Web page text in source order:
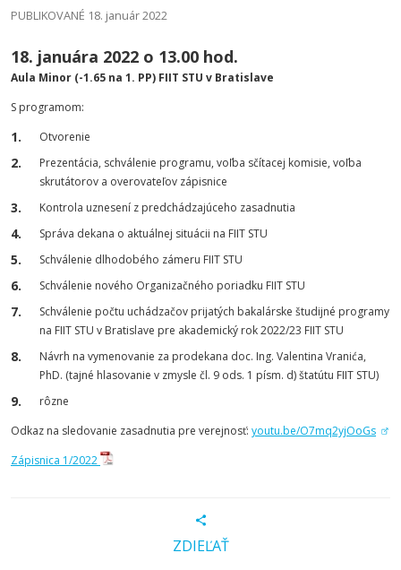
PUBLIKOVANÉ 18. január 2022
18. januára 2022 o 13.00 hod.
Aula Minor (-1.65 na 1. PP) FIIT STU v Bratislave
S programom:
Otvorenie
Prezentácia, schválenie programu, voľba sčítacej komisie, voľba
skrutátorov a overovateľov zápisnice
Kontrola uznesení z predchádzajúceho zasadnutia
Správa dekana o aktuálnej situácii na FIIT STU
Schválenie dlhodobého zámeru FIIT STU
Schválenie nového Organizačného poriadku FIIT STU
Schválenie počtu uchádzačov prijatých bakalárske študijné programy
na FIIT STU v Bratislave pre akademický rok 2022/23 FIIT STU
Návrh na vymenovanie za prodekana doc. Ing. Valentina Vranića,
PhD. (tajné hlasovanie v zmysle čl. 9 ods. 1 písm. d) štatútu FIIT STU)
rôzne
Odkaz na sledovanie zasadnutia pre verejnosť: youtu.be/O7mq2yjOoGs
Zápisnica 1/2022
ZDIEĽAŤ